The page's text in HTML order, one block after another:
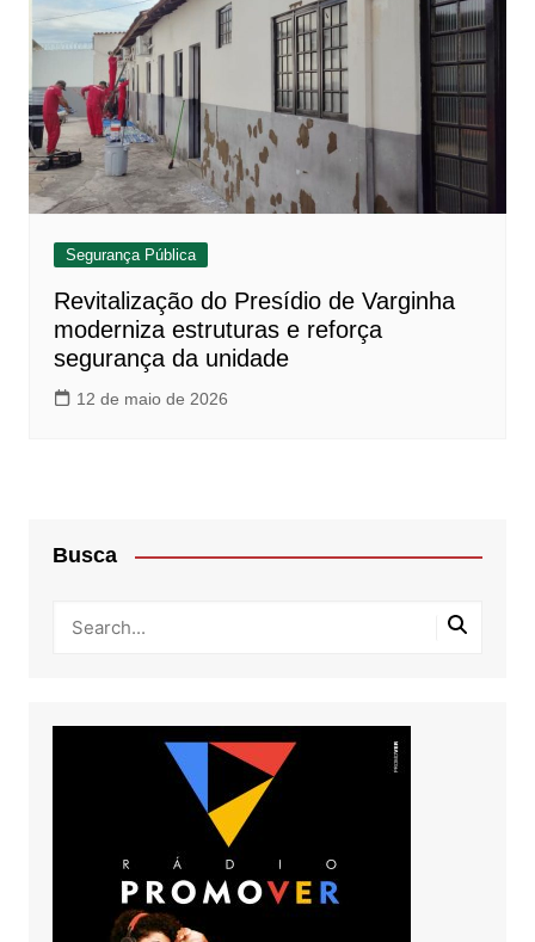
Segurança Pública
Revitalização do Presídio de Varginha
moderniza estruturas e reforça
segurança da unidade
12 de maio de 2026
Busca